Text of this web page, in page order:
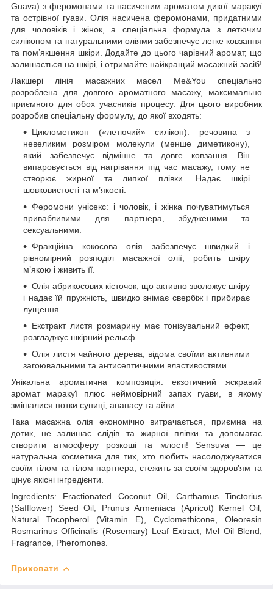
Guava) з феромонами та насиченим ароматом дикої маракуї
та острівної гуави. Олія насичена феромонами, придатними
для чоловіків і жінок, а спеціальна формула з летючим
силіконом та натуральними оліями забезпечує легке ковзання
та пом’якшення шкіри. Додайте до цього чарівний аромат, що
залишається на шкірі, і отримайте найкращий масажний засіб!
Лакшері лінія масажних масел Me&You спеціально
розроблена для довгого ароматного масажу, максимально
приємного для обох учасників процесу. Для цього виробник
розробив спеціальну формулу, до якої входять:
Циклометикон («летючий» силікон): речовина з
невеликим розміром молекули (менше диметикону),
який забезпечує відмінне та довге ковзання. Він
випаровується від нагрівання під час масажу, тому не
створює жирної та липкої плівки. Надає шкірі
шовковистості та м’якості.
Феромони унісекс: і чоловік, і жінка почуватимуться
привабливими для партнера, збудженими та
сексуальними.
Фракційна кокосова олія забезпечує швидкий і
рівномірний розподіл масажної олії, робить шкіру
м’якою і живить її.
Олія абрикосових кісточок, що активно зволожує шкіру
і надає їй пружність, швидко знімає свербіж і прибирає
лущення.
Екстракт листя розмарину має тонізувальний ефект,
розгладжує шкірний рельєф.
Олія листя чайного дерева, відома своїми активними
загоювальними та антисептичними властивостями.
Унікальна ароматична композиція: екзотичний яскравий
аромат маракуї плюс неймовірний запах гуави, в якому
змішалися нотки суниці, ананасу та айви.
Така масажна олія економічно витрачається, приємна на
дотик, не залишає слідів та жирної плівки та допомагає
створити атмосферу розкоші та млості! Sensuva — це
натуральна косметика для тих, хто любить насолоджуватися
своїм тілом та тілом партнера, стежить за своїм здоров’ям та
цінує якісні інгредієнти.
Ingredients: Fractionated Coconut Oil, Carthamus Tinctorius
(Safflower) Seed Oil, Prunus Armeniaca (Apricot) Kernel Oil,
Natural Tocopherol (Vitamin E), Cyclomethicone, Oleoresin
Rosmarinus Officinalis (Rosemary) Leaf Extract, Mel Oil Blend,
Fragrance, Pheromones.
Приховати